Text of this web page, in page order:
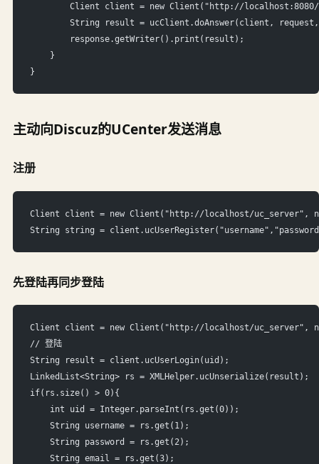
Client client = new Client("http://
String result = ucClient.doAnswer(client,
        response.getWriter().print(result);
    }
}
主动向Discuz的UCenter发送消息
注册
Client client = new Client("http://localhost/
String string =
先登陆再同步登陆
Client client = new Client("http://localhost/
// 登陆
String result = client.ucUserLogin(uid);
LinkedList<String> rs = XMLHelper.ucUnserialize(result);
if(rs.size() > 0){
    int uid = Integer.parseInt(rs.get(0));
    String username = rs.get(1);
    String password = rs.get(2);
    String email = rs.get(3);